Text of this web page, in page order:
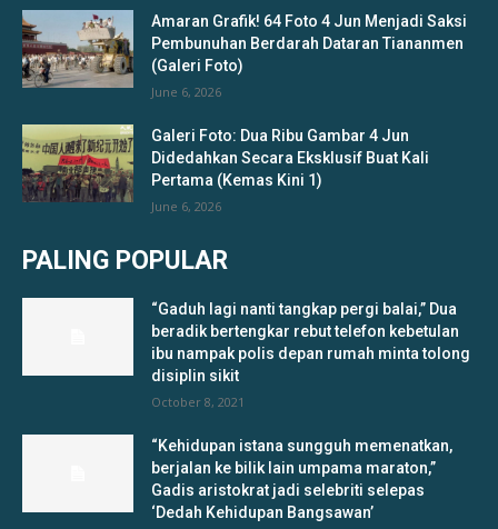
Amaran Grafik! 64 Foto 4 Jun Menjadi Saksi
Pembunuhan Berdarah Dataran Tiananmen
(Galeri Foto)
June 6, 2026
Galeri Foto: Dua Ribu Gambar 4 Jun
Didedahkan Secara Eksklusif Buat Kali
Pertama (Kemas Kini 1)
June 6, 2026
PALING POPULAR
“Gaduh lagi nanti tangkap pergi balai,” Dua
beradik bertengkar rebut telefon kebetulan
ibu nampak polis depan rumah minta tolong
disiplin sikit
October 8, 2021
“Kehidupan istana sungguh memenatkan,
berjalan ke bilik lain umpama maraton,”
Gadis aristokrat jadi selebriti selepas
‘Dedah Kehidupan Bangsawan’